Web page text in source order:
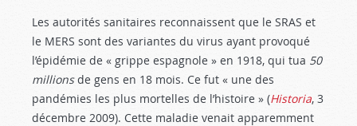
Les autorités sanitaires reconnaissent que le SRAS et
le MERS sont des variantes du virus ayant provoqué
l’épidémie de « grippe espagnole » en 1918, qui tua 50
millionsde gens en 18 mois. Ce fut « une des
pandémies les plus mortelles de l’histoire » (Historia, 3
décembre 2009). Cette maladie venait apparemment